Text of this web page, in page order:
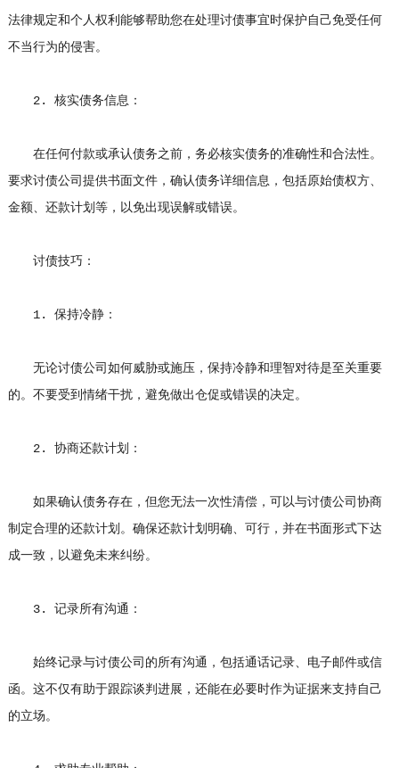
法律规定和个人权利能够帮助您在处理讨债事宜时保护自己免受任何
不当行为的侵害。
2. 核实债务信息：
在任何付款或承认债务之前，务必核实债务的准确性和合法性。
要求讨债公司提供书面文件，确认债务详细信息，包括原始债权方、
金额、还款计划等，以免出现误解或错误。
讨债技巧：
1. 保持冷静：
无论讨债公司如何威胁或施压，保持冷静和理智对待是至关重要
的。不要受到情绪干扰，避免做出仓促或错误的决定。
2. 协商还款计划：
如果确认债务存在，但您无法一次性清偿，可以与讨债公司协商
制定合理的还款计划。确保还款计划明确、可行，并在书面形式下达
成一致，以避免未来纠纷。
3. 记录所有沟通：
始终记录与讨债公司的所有沟通，包括通话记录、电子邮件或信
函。这不仅有助于跟踪谈判进展，还能在必要时作为证据来支持自己
的立场。